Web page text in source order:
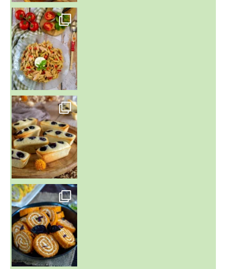
~ SALADE DE PÂTES AUX DEUX TOMATES THON ET BURRA
~ FINANCIERS MYRTILLES ET CITRON ~
Aujourd'hu